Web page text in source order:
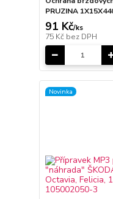
PRUZINA
91 Kč/ks
75 Kč bez DPH
Novinka